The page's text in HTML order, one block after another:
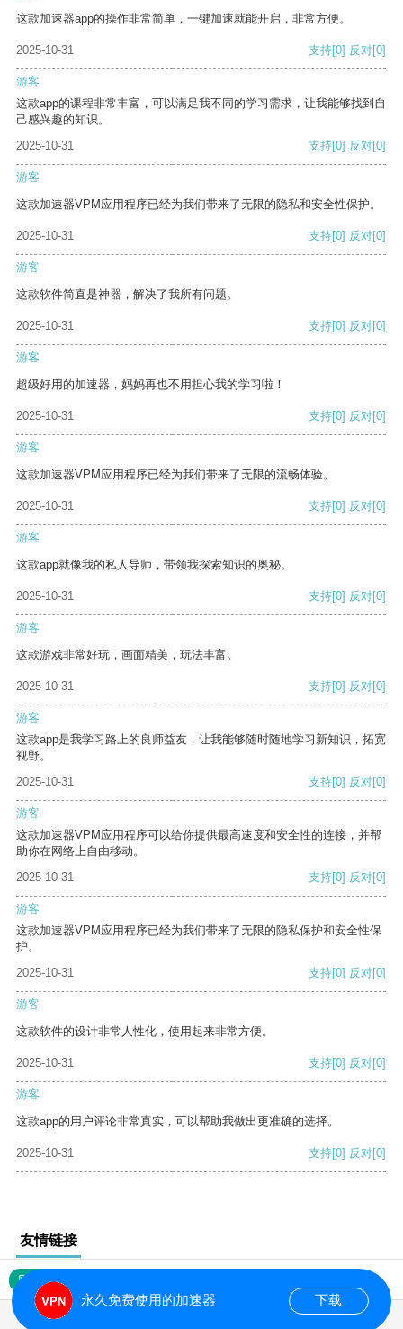
这款加速器app的操作非常简单，一键加速就能开启，非常方便。
2025-10-31 支持[0] 反对[0]
游客
这款app的课程非常丰富，可以满足我不同的学习需求，让我能够找到自
己感兴趣的知识。
2025-10-31
支持[0] 反对[0]
游客
这款加速器VPM应用程序已经为我们带来了无限的隐私和安全性保护。
2025-10-31 支持[0] 反对[0]
游客
这款软件简直是神器，解决了我所有问题。
2025-10-31 支持[0] 反对[0]
游客
超级好用的加速器，妈妈再也不用担心我的学习啦！
2025-10-31 支持[0] 反对[0]
游客
这款加速器VPM应用程序已经为我们带来了无限的流畅体验。
2025-10-31 支持[0] 反对[0]
游客
这款app就像我的私人导师，带领我探索知识的奥秘。
2025-10-31 支持[0] 反对[0]
游客
这款游戏非常好玩，画面精美，玩法丰富。
2025-10-31 支持[0] 反对[0]
游客
这款app是我学习路上的良师益友，让我能够随时随地学习新知识，拓宽
视野。
2025-10-31
支持[0] 反对[0]
游客
这款加速器VPM应用程序可以给你提供最高速度和安全性的连接，并帮
助你在网络上自由移动。
2025-10-31
支持[0] 反对[0]
游客
这款加速器VPM应用程序已经为我们带来了无限的隐私保护和安全性保
护。
2025-10-31
支持[0] 反对[0]
游客
这款软件的设计非常人性化，使用起来非常方便。
2025-10-31 支持[0] 反对[0]
游客
这款app的用户评论非常真实，可以帮助我做出更准确的选择。
2025-10-31 支持[0] 反对[0]
友情链接
网站地图
永久免费使用的加速器 下载